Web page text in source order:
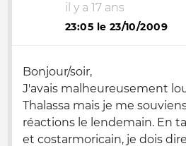
il y a 17 ans
23:05 le 23/10/2009
Bonjour/soir,
J'avais malheureusement
Thalassa mais je me
réactions le lendemain. En
et costarmoricain, je dois